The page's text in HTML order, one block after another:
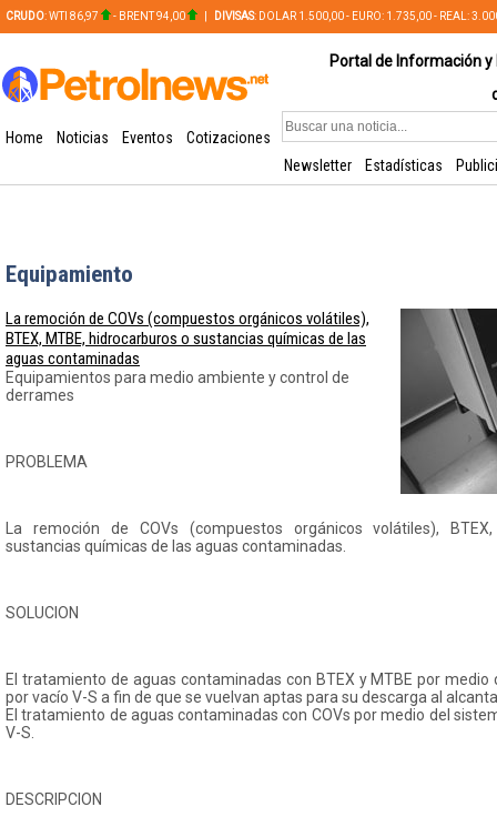
CRUDO: WTI 86,97 - BRENT 94,00 DIVISAS: DOLAR 1.500,00 - EURO: 1.735,00 - REAL:
Portal de Información
Home Noticias Eventos
Cotizaciones
Newsletter
Estadísticas
Equipamiento
La remoción de COVs (compuestos orgánicos volátiles),
BTEX, MTBE, hidrocarburos o sustancias químicas de las
aguas contaminadas
Equipamientos para medio ambiente y control de
derrames
PROBLEMA
La remoción de COVs (compuestos orgánicos volátiles),
sustancias químicas de las aguas contaminadas.
SOLUCION
El tratamiento de aguas contaminadas con BTEX y MTBE por
por vacío V-S a fin de que se vuelvan aptas para su descarga al
El tratamiento de aguas contaminadas con COVs por medio del
V-S.
DESCRIPCION